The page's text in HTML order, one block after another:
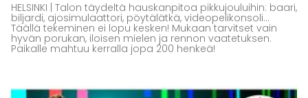
HELSINKI | Talon täydeltä hauskanpitoa pikkujouluihin: baari,
biljardi, ajosimulaattori, pöytälätkä, videopelikonsoli...
Täällä tekeminen ei lopu kesken! Mukaan tarvitset vain
hyvän porukan, iloisen mielen ja rennon vaatetuksen.
Paikalle mahtuu kerralla jopa 200 henkeä!